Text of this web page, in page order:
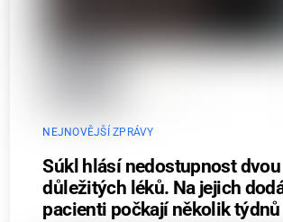
NEJNOVĚJŠÍ ZPRÁVY
Súkl hlásí nedostupnost dvou
důležitých léků. Na jejich
pacienti počkají několik týdnů